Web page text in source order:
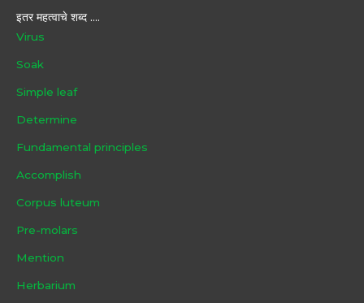
इतर महत्वाचे शब्द ....
Virus
Soak
Simple leaf
Determine
Fundamental principles
Accomplish
Corpus luteum
Pre-molars
Mention
Herbarium